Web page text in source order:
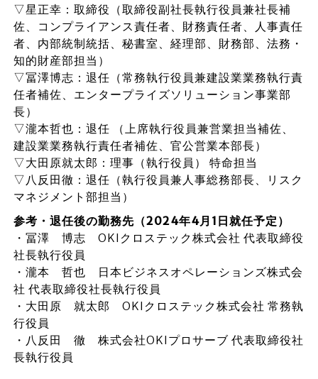
▽星正幸：取締役（取締役副社長執行役員兼社長補
佐、コンプライアンス責任者、財務責任者、人事責任
者、内部統制統括、秘書室、経理部、財務部、法務・
知的財産部担当）
▽冨澤博志：退任（常務執行役員兼建設業業務執行責
任者補佐、エンタープライズソリューション事業部
長）
▽瀧本哲也：退任 （上席執行役員兼営業担当補佐、
建設業業務執行責任者補佐、官公営業本部長）
▽大田原就太郎：理事（執行役員） 特命担当
▽八反田徹：退任（執行役員兼人事総務部長、リスク
マネジメント部担当）
参考・退任後の勤務先（2024年4月1日就任予定）
・冨澤 博志 OKIクロステック株式会社 代表取締役
社長執行役員
・瀧本 哲也 日本ビジネスオペレーションズ株式会
社 代表取締役社長執行役員
・大田原 就太郎 OKIクロステック株式会社 常務執
行役員
・八反田 徹 株式会社OKIプロサーブ 代表取締役社
長執行役員